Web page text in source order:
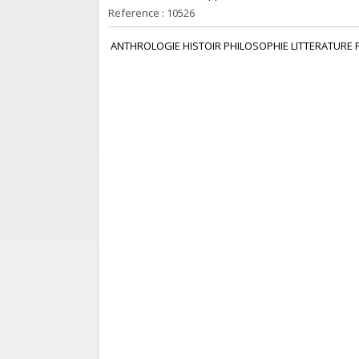
Reference : 10526
ANTHROLOGIE HISTOIR PHILOSOPHIE LITTERATURE